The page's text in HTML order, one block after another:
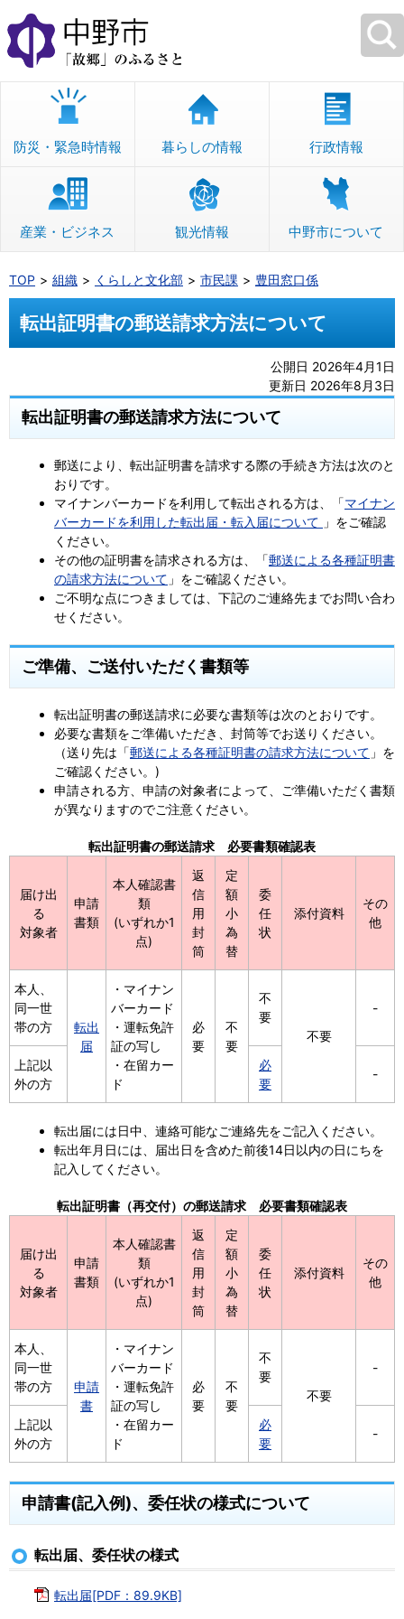
本
文
へ
移
防災・緊急時情報 暮らしの情報 行政情報
産業・ビジネス 観光情報 中野市について
TOP 組織 くらしと文化部 市民課 豊田窓口係
転出証明書の郵送請求方法について
公開日 2026年4月1日
更新日 2026年8月3日
転出証明書の郵送請求方法について
郵送により、転出証明書を請求する際の手続き方法は次のと
おりです。
マイナンバーカードを利用して転出される方は、「マイナン
バーカードを利用した転出届・転入届について 」をご確認
ください。
その他の証明書を請求される方は、「郵送による各種証明書
の請求方法について 」をご確認ください。
ご不明な点につきましては、下記のご連絡先までお問い合わ
せください。
ご準備、ご送付いただく書類等
転出証明書の郵送請求に必要な書類等は次のとおりです。
必要な書類をご準備いただき、封筒等でお送りください。
（送り先は「郵送による各種証明書の請求方法について 」を
ご確認ください。)
申請される方、申請の対象者によって、ご準備いただく書類
が異なりますのでご注意ください。
転出証明書の郵送請求 必要書類確認表
届け出
る
対象者
申請
書類
本人確認書
類
(いずれか1
点)
返
信
用
封
筒
定
額
小
為
替
委
任
状
添付資料
その
他
本人、
同一世
帯の方
転出
届
・マイナン
バーカード
・運転免許
証の写し
・在留カー
ド
必
要
不
要
不
要
不要
-
上記以
外の方
必
要
-
転出届には日中、連絡可能なご連絡先をご記入ください。
転出年月日には、届出日を含めた前後14日以内の日にちを
記入してください。
転出証明書（再交付）の郵送請求 必要書類確認表
届け出
る
対象者
申請
書類
本人確認書
類
(いずれか1
点)
返
信
用
封
筒
定
額
小
為
替
委
任
状
添付資料
その
他
本人、
同一世
帯の方
申請
書
・マイナン
バーカード
・運転免許
証の写し
・在留カー
ド
必
要
不
要
不
要
不要
-
上記以
外の方
必
要
-
申請書(記入例)、委任状の様式について
転出届、委任状の様式
転出届[PDF：89.9KB]